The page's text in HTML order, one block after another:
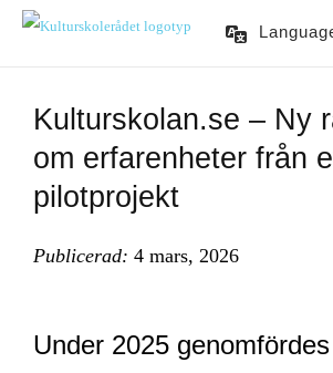
Kulturskolan.se – Ny
om erfarenheter från
pilotprojekt
Publicerad: 4 mars, 2026
Under 2025